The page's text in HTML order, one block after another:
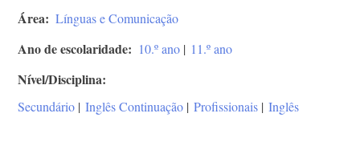
Área Línguas e Comunicação
Ano de escolaridade 10.º ano | 11.º ano
Nível/Disciplina
Secundário | Inglês Continuação | Profissionais | Inglês